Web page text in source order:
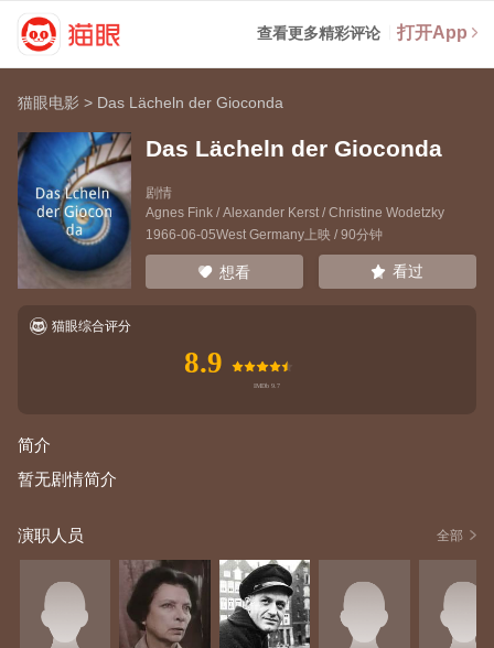
查看更多精彩评论 打开App
猫眼电影 > Das Lächeln der Gioconda
Das Lächeln der Gioconda
剧情
Agnes Fink/ Alexander Kerst/ Christine Wodetzky
1966-06-05West Germany上映 / 90分钟
想看 看过
猫眼综合评分
8.9
简介
暂无剧情简介
演职人员 全部